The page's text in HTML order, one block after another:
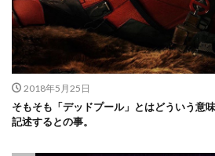
2018年5月25日
そもそも「デッドプール」とはどういう意
記述するとの事。